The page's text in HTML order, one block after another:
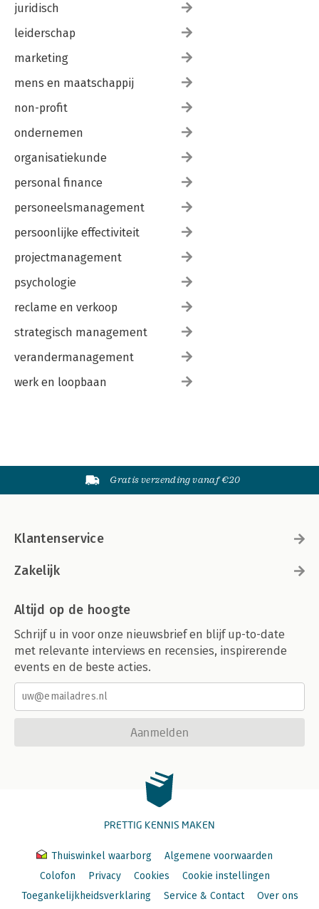
juridisch
leiderschap
marketing
mens en maatschappij
non-profit
ondernemen
organisatiekunde
personal finance
personeelsmanagement
persoonlijke effectiviteit
projectmanagement
psychologie
reclame en verkoop
strategisch management
verandermanagement
werk en loopbaan
Gratis verzending vanaf €20
Klantenservice
Zakelijk
Altijd op de hoogte
Schrijf u in voor onze nieuwsbrief en blijf up-to-date
met relevante interviews en recensies, inspirerende
events en de beste acties.
Aanmelden
PRETTIG KENNIS MAKEN
Thuiswinkel waarborg
Algemene voorwaarden
Colofon
Privacy Cookies
Cookie instellingen
Toegankelijkheidsverklaring
Service & Contact Over ons